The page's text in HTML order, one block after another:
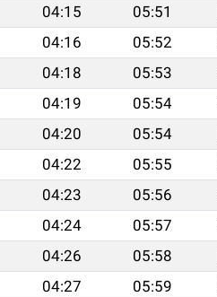
04:15 05:51
04:16 05:52
04:18 05:53
04:19 05:54
04:20 05:54
04:22 05:55
04:23 05:56
04:24 05:57
04:26 05:58
04:27 05:59